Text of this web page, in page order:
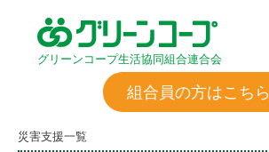
グリーンコープ生活協同組合連合会
組合員の方はこちら
災害支援一覧